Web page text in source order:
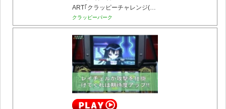
ART｢クラッピーチャレンジ(曲変化)｣
クラッピーパーク